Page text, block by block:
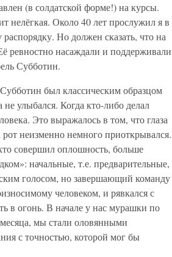
(в солдатской форме!) на курсы.
нелёгкая. Около 40 лет прослужил я в
Но должен сказать, что на
ревностно насаждали и поддерживали
Субботин.
был классическим образцом
улыбался. Когда кто-либо делал
Это выражалось в том, что глаза
неизменно немного приоткрывался.
совершил оплошность, больше
начальные, т.е. предварительные,
голосом, но завершающий команду
человеком, и рявкался с
в огонь. В начале у нас мурашки по
мы стали оловянными
с точностью, которой мог бы